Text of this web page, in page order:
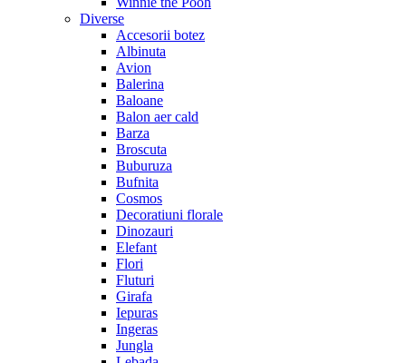
Diverse
Accesorii botez
Albinuta
Avion
Balerina
Baloane
Balon aer cald
Barza
Broscuta
Buburuza
Bufnita
Cosmos
Decoratiuni florale
Dinozauri
Elefant
Flori
Fluturi
Girafa
Iepuras
Ingeras
Jungla